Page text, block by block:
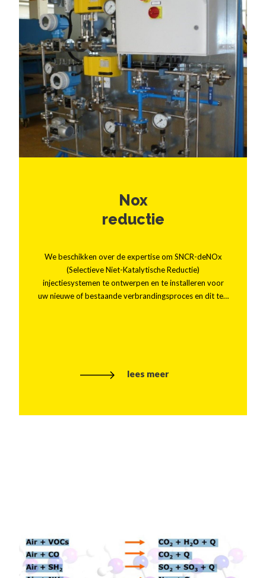
Nox
reductie
We beschikken over de expertise om SNCR-deNOx
(Selectieve Niet-Katalytische Reductie)
injectiesystemen te ontwerpen en te installeren voor
uw nieuwe of bestaande verbrandingsproces en dit te…
lees meer